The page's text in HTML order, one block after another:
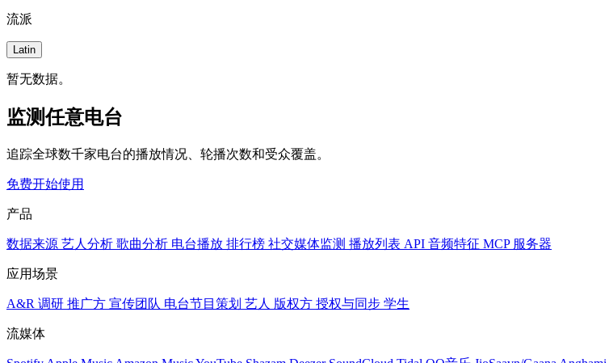
流派
Latin
暂无数据。
监测任意电台
追踪全球数千家电台的播放情况、轮播次数和受众覆盖。
免费开始使用
产品
数据来源 艺人分析 歌曲分析 电台播放 排行榜 社交媒体监测 播放列表 API 音频特征 MCP 服务器
应用场景
A&R 调研 推广方 宣传团队 电台节目策划 艺人 版权方 授权与同步 学生
流媒体